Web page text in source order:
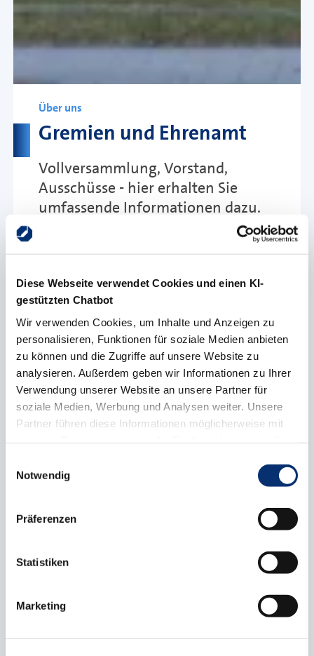
Diese Webseite verwendet Cookies und einen KI-
gestützten Chatbot
Wir verwenden Cookies, um Inhalte und Anzeigen zu
personalisieren, Funktionen für soziale Medien anbieten
zu können und die Zugriffe auf unsere Website zu
analysieren. Außerdem geben wir Informationen zu Ihrer
Verwendung unserer Website an unsere Partner für
soziale Medien, Werbung und Analysen weiter. Unsere
Partner führen diese Informationen möglicherweise mit
gesammelt haben.
Notwendig
Präferenzen
Statistiken
Marketing
Über uns
Gremien und Ehrenamt
Vollversammlung, Vorstand,
Ausschüsse - hier erhalten Sie
umfassende Informationen dazu.
der aktiven Mitwirkung ihrer Mitglieder
und dem ehrenamtlichen Engagement im
Handwerk. In Gremien wie
Vollversammlung, Vorstand und
Ausschüssen werden wichtige
Entscheidungen vorbereitet und getroffen,
die die Interessen des Handwerks
gestalten. Zahlreiche Ehrenamtsträger
Fachkompetenz ein und leisten einen
zur Berufsbildung und zur
Zukunftssicherung des Handwerks in der
Region.